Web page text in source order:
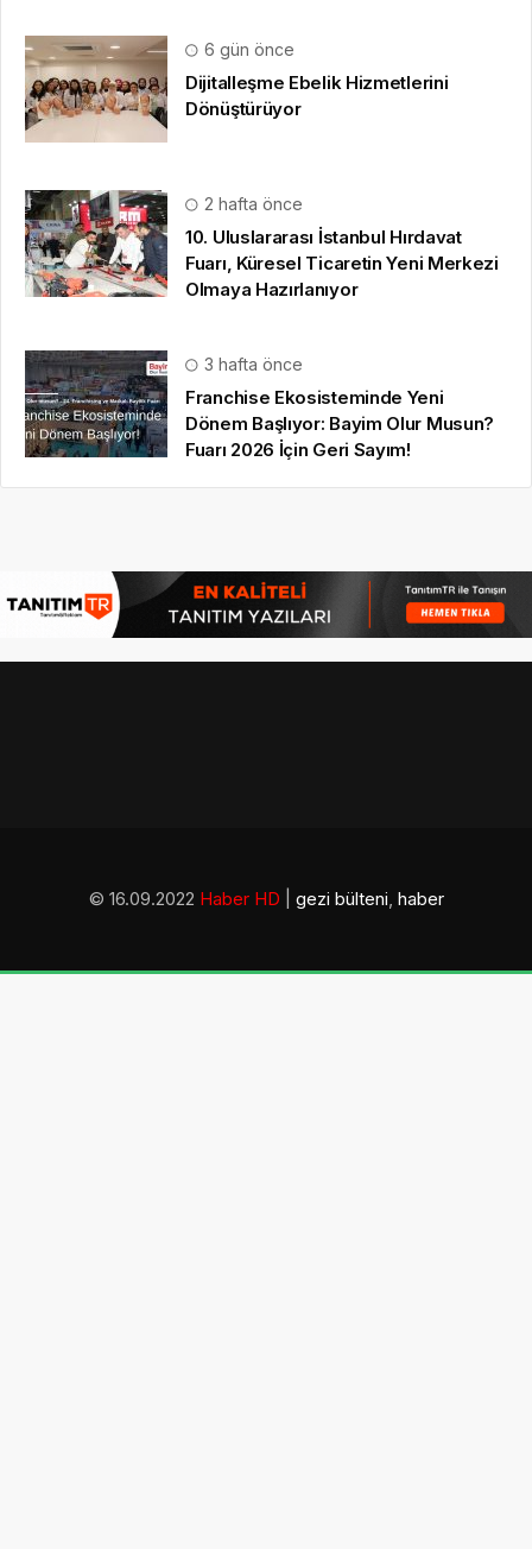
6 gün önce
Dijitalleşme Ebelik Hizmetlerini
Dönüştürüyor
2 hafta önce
10. Uluslararası İstanbul Hırdavat
Fuarı, Küresel Ticaretin Yeni Merkezi
Olmaya Hazırlanıyor
3 hafta önce
Franchise Ekosisteminde Yeni
Dönem Başlıyor: Bayim Olur Musun?
Fuarı 2026 İçin Geri Sayım!
© 16.09.2022 Haber HD gezi bülteni haber